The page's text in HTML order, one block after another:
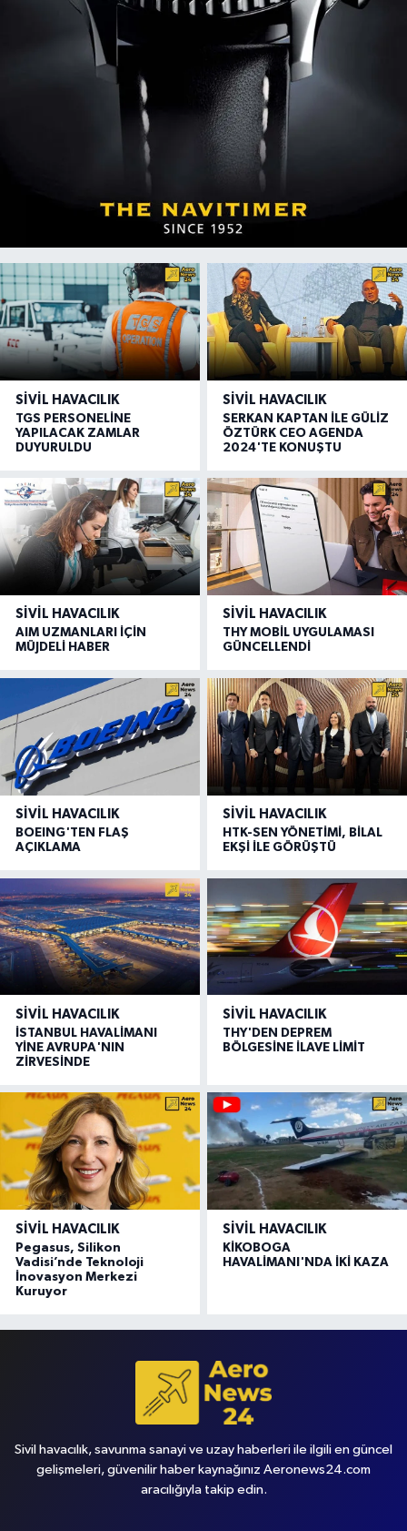
SIVIL HAVACILIK
TGS PERSONELİNE
YAPILACAK ZAMLAR
DUYURULDU
SIVIL HAVACILIK
SERKAN KAPTAN İLE GÜLİZ
ÖZTÜRK CEO AGENDA
2024'TE KONUŞTU
SIVIL HAVACILIK
AIM UZMANLARI İÇİN
MÜJDELİ HABER
SIVIL HAVACILIK
THY MOBİL UYGULAMASI
GÜNCELLENDİ
SIVIL HAVACILIK
BOEING'TEN FLAŞ
AÇIKLAMA
SIVIL HAVACILIK
HTK-SEN YÖNETİMİ, BİLAL
EKŞİ İLE GÖRÜŞTÜ
SIVIL HAVACILIK
İSTANBUL HAVALİMANI
YİNE AVRUPA'NIN
ZİRVESİNDE
SIVIL HAVACILIK
THY'DEN DEPREM
BÖLGESİNE İLAVE LİMİT
SIVIL HAVACILIK
Pegasus, Silikon
Vadisi’nde Teknoloji
İnovasyon Merkezi
Kuruyor
SIVIL HAVACILIK
KİKOBOGA
HAVALİMANI'NDA İKİ KAZA
Sivil havacılık, savunma sanayi ve uzay haberleri ile ilgili en güncel
gelişmeleri, güvenilir haber kaynağınız Aeronews24.com
aracılığıyla takip edin.